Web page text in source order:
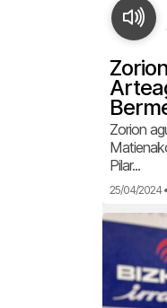
Zorion
Pilar...
25/04/2024 •